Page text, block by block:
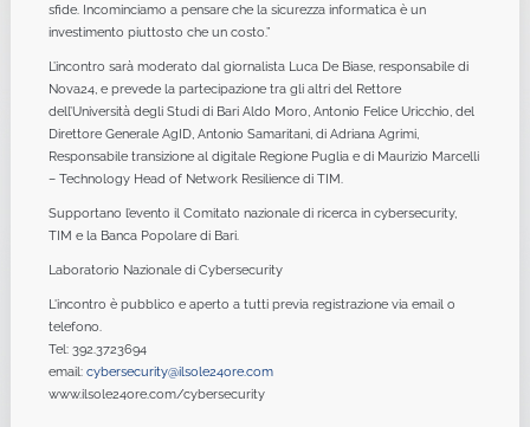
sfide. Incominciamo a pensare che la sicurezza informatica è un
investimento piuttosto che un costo.”
L’incontro sarà moderato dal giornalista Luca De Biase, responsabile di
Nova24, e prevede la partecipazione tra gli altri del Rettore
dell’Università degli Studi di Bari Aldo Moro, Antonio Felice Uricchio, del
Direttore Generale AgID, Antonio Samaritani, di Adriana Agrimi,
Responsabile transizione al digitale Regione Puglia e di Maurizio Marcelli
– Technology Head of Network Resilience di TIM.
Supportano l’evento il Comitato nazionale di ricerca in cybersecurity,
TIM e la Banca Popolare di Bari.
Laboratorio Nazionale di Cybersecurity
L'incontro è pubblico e aperto a tutti previa registrazione via email o
telefono.
Tel: 392.3723694
email: cybersecurity@ilsole24ore.com
www.ilsole24ore.com/cybersecurity